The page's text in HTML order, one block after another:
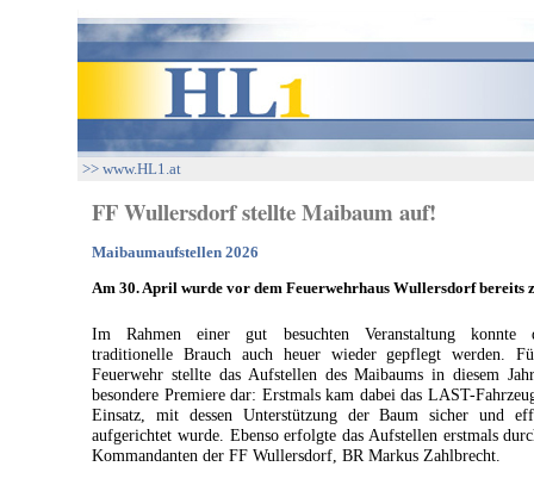
>> www.HL1.at
FF Wullersdorf stellte Maibaum auf!
Maibaumaufstellen 2026
Am 30. April wurde vor dem Feuerwehrhaus Wullersdorf
Im Rahmen einer gut besuchten Veranstaltung konnte
traditionelle Brauch auch heuer wieder gepflegt werden.
Feuerwehr stellte das Aufstellen des Maibaums in diesem
besondere Premiere dar: Erstmals kam dabei das LAST-
Einsatz, mit dessen Unterstützung der Baum sicher und
aufgerichtet wurde. Ebenso erfolgte das Aufstellen erstmals
Kommandanten der FF Wullersdorf, BR Markus Zahlbrecht.